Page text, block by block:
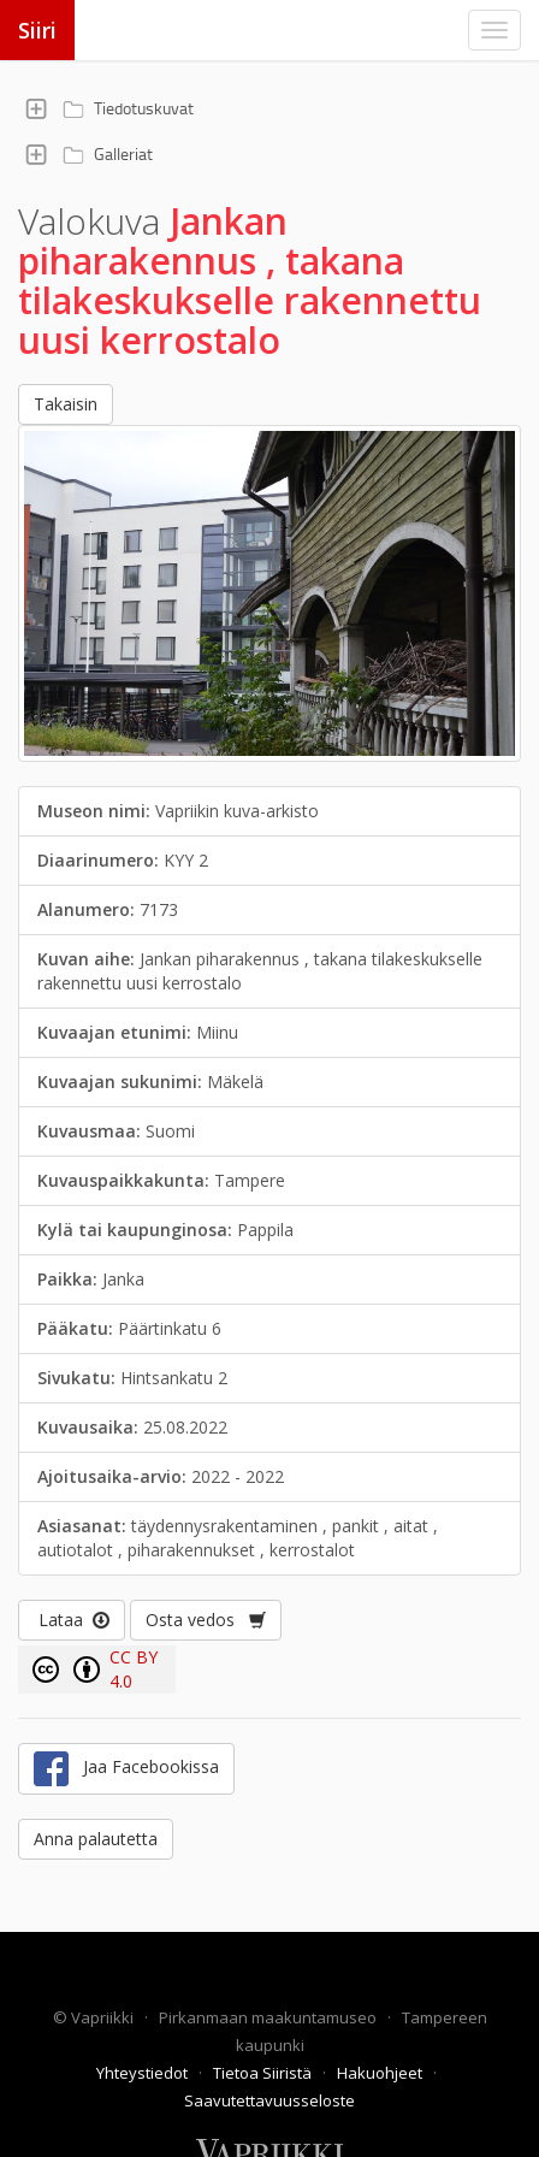
Siiri
Tiedotuskuvat
Galleriat
Valokuva Jankan
piharakennus , takana
tilakeskukselle rakennettu
uusi kerrostalo
Takaisin
Museon nimi: Vapriikin kuva-arkisto
Diaarinumero: KYY 2
Alanumero: 7173
Kuvan aihe: Jankan piharakennus , takana tilakeskukselle
rakennettu uusi kerrostalo
Kuvaajan etunimi: Miinu
Kuvaajan sukunimi: Mäkelä
Kuvausmaa: Suomi
Kuvauspaikkakunta: Tampere
Kylä tai kaupunginosa: Pappila
Paikka: Janka
Pääkatu: Päärtinkatu 6
Sivukatu: Hintsankatu 2
Kuvausaika: 25.08.2022
Ajoitusaika-arvio: 2022 - 2022
Asiasanat:täydennysrakentaminen , pankit , aitat ,
autiotalot , piharakennukset , kerrostalot
Lataa
Osta vedos
CC BY
4.0
Jaa Facebookissa
Anna palautetta
© Vapriikki · Pirkanmaan maakuntamuseo · Tampereen
kaupunki
Yhteystiedot · Tietoa Siiristä · Hakuohjeet ·
Saavutettavuusseloste